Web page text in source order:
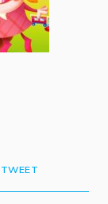
TWEET